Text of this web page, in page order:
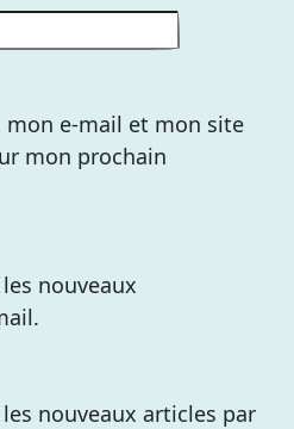
e-mail et mon site
mon prochain
nouveaux
nouveaux articles par